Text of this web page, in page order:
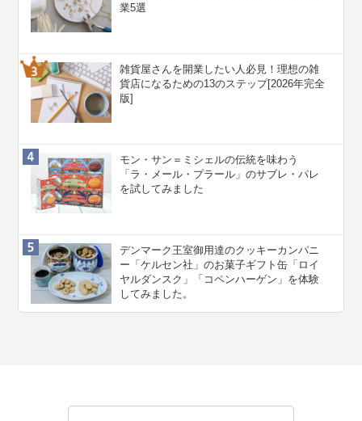
業5選
雑貨屋さんを開業したい人必見！理想の雑
貨店になるための13のステップ[2026年完全
版]
モン・サン＝ミシェルの伝統を味わう
「ラ・メール・プラール」のサブレ・パレ
を試してみました
デンマーク王室御用達のクッキーカンパニ
ー「ケルセン社」のお菓子ギフト缶「ロイ
ヤルダンスク」「コペンハーゲン」を体験
してみました。